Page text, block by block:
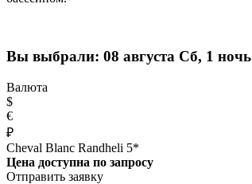
Вы выбрали: 08 августа Сб, 1 ночь
Валюта
$
€
₽
Cheval Blanc Randheli 5*
Цена доступна по запросу
Отправить заявку